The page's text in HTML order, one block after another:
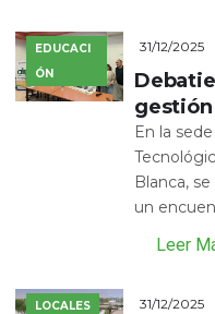
EDUCACI
ÓN
31/12/2025
gestión
En la
Blanca,
un
Leer
LOCALES 31/12/2025